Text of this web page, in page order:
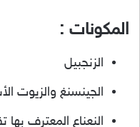
المكونات :
الزنجبيل
الجينسنغ والزيوت
النعناع المعترف بها